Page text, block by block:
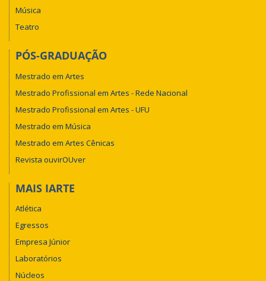
Música
Teatro
PÓS-GRADUAÇÃO
Mestrado em Artes
Mestrado Profissional em Artes - Rede Nacional
Mestrado Profissional em Artes - UFU
Mestrado em Música
Mestrado em Artes Cênicas
Revista ouvirOUver
MAIS IARTE
Atlética
Egressos
Empresa Júnior
Laboratórios
Núcleos